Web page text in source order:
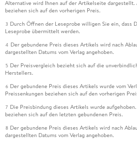
Alternative wird Ihnen auf der Artikelseite dargestellt.
beziehen sich auf den vorherigen Preis.
3 Durch Öffnen der Leseprobe willigen Sie ein, dass
Leseprobe übermittelt werden.
4 Der gebundene Preis dieses Artikels wird nach
dargestellten Datums vom Verlag angehoben.
5 Der Preisvergleich bezieht sich auf die
Herstellers.
6 Der gebundene Preis dieses Artikels wurde vom
Preissenkungen beziehen sich auf den vorherigen
7 Die Preisbindung dieses Artikels wurde
beziehen sich auf den letzten gebundenen Preis.
8 Der gebundene Preis dieses Artikels wird nach
dargestellten Datums vom Verlag angehoben.